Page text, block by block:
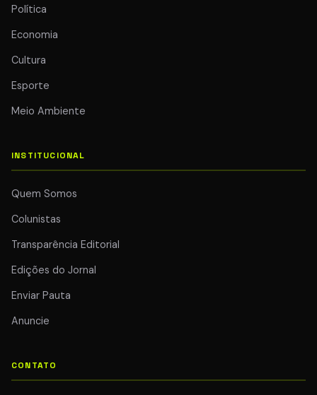
Política
Economia
Cultura
Esporte
Meio Ambiente
INSTITUCIONAL
Quem Somos
Colunistas
Transparência Editorial
Edições do Jornal
Enviar Pauta
Anuncie
CONTATO